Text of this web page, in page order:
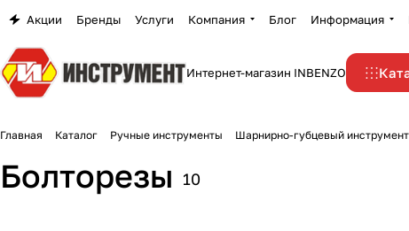
Акции Бренды Услуги Компания Блог Информация
Интернет-магазин INBENZO
Главная Каталог Ручные инструменты Шарнирно-губцевый инструмент
Болторезы 10